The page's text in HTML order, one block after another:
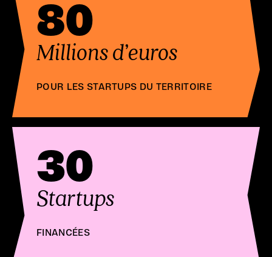
80
Millions d’euros
POUR LES STARTUPS DU TERRITOIRE
30
Startups
FINANCÉES